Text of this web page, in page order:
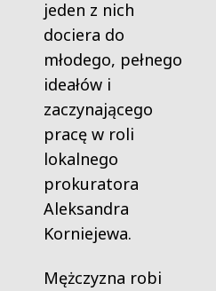
jeden z nich
dociera do
młodego, pełnego
ideałów i
zaczynającego
pracę w roli
lokalnego
prokuratora
Aleksandra
Korniejewa.
Mężczyzna robi